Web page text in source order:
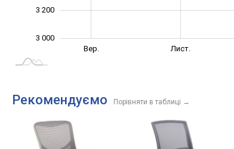
3 000
3 200
Вер. Лист.
Рекомендуємо Порівняти в таблиці →